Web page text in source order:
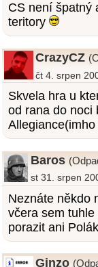
CS není špatný
teritory
CrazyCZ
čt 4. srpen
Skvela hra u
od rana do noci
Baros
st 31. srpen
Neznáte někdo
včera sem
porazit ani
Ginzo